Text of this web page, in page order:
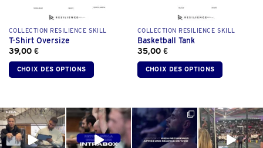
COLLECTION RESILIENCE SKILL
T-Shirt Oversize
39,00 €
CHOIX DES OPTIONS
a
plusieurs
variations.
Les
COLLECTION RESILIENCE SKILL
Basketball Tank
35,00 €
CHOIX DES OPTIONS
a
plusieurs
variations.
Les